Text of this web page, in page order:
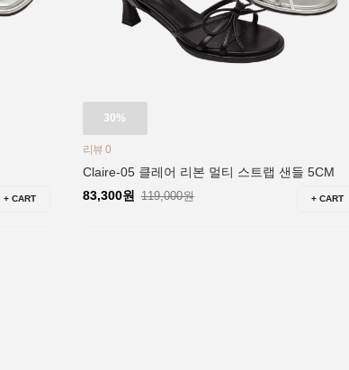
+ CART
30%
리뷰 0
Claire-05 클레어 리본 멀티 스트랩 샌들 5CM
83,300원
119,000원 + CART